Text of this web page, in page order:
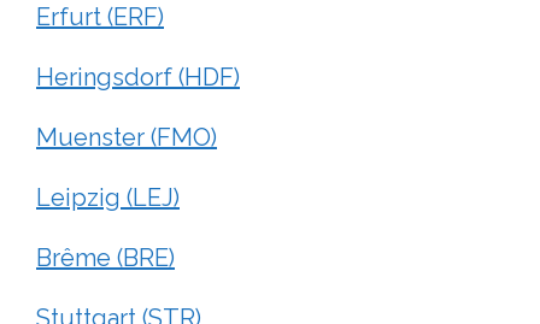
Erfurt (ERF)
Heringsdorf (HDF)
Muenster (FMO)
Leipzig (LEJ)
Brême (BRE)
Stuttgart (STR)